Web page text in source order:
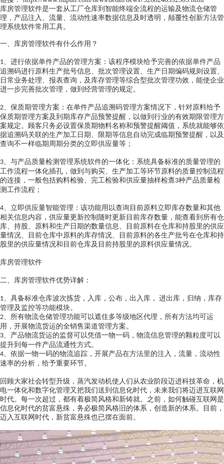
库房管理软件是一套从工厂仓库到智能终端全流程的运输及物流仓储管
理，产品注入、流量、流动性速率数据信息及时透明，颠覆性创新方法管
理系统软件常用工具。
一、库房管理软件有什么作用？
1、 进行依据单件产品的管理方案：该程序模块给予完善的依据单件产品
追溯码进行原料生产批号信息、批次管理设置、生产日期编码规则设置、
日常业务处理、报表查询，及库存管理等综合型批次管理功效，能使企业
进一步完善批次管理，做到经营管理的规定。
2、 保质期管理方案：在单件产品追溯码管理方案情况下，针对原料给予
保质期管理方案及到期库存产品预警提醒，以做到行业的有效期限管理方
案规定。顾客只务必设置保质期物料名称和预警提醒阈值，系统就能够依
据追溯码关联的生产加工日期、限期等信息自动完成临期预警提醒，以及
查询不一样临期周期分类的立即供应量等；
3、 与产品质量检测管理系统软件的一体化：系统具备标准的质量管理的
工作流程一体化插孔，做到与购买、生产加工等环节原料的质量控制流程
的连接，一般包括购料检验、完工检验和供应量抽样检查3种产品质量检
测工作流程；
4、 立即供应量智能管理：该功能用以查询目前原料立即库存数量和其他
相关信息内容，供应量更新控制随时更新目前库存数量，能查看到所有仓
库、持股、原料和生产日期的数量信息、目前原料在仓库和持股里的供应
量情况、目前仓库中原料的库存情况、目前原料的各生产批号在仓库和持
股里的供应量情况和目前仓库及目前持股里的原料供应量情况。
库房管理软件
二、 库房管理软件优势详解：
1、 具备标准仓库波次拣货，入库，公布，出入库， 进出库，归纳，库存
管理及监控等功能模块。
2、 所有物流仓储管理功能可以遮住多等级地区代理，所有方法均可运
用，开展物流货运的全销售渠道管理方案。
3、 产品物流货运的监督可以凭借一物一码，物流信息管理的颗粒度可以
提升到每一件产品流通性方式。
4、 依据一物一码的物流追踪，开展产品在方法里的注入，流量，流动性
速率的分析，给予重要环节。
回顾大家社会转型升级，蒸汽发动机使人们从农业阶段迈进科技革命，机
电一体化和数字化管理又把我们送到信息化时代，未来我们将迈进互联网
时代。每一次超过，都有着极简风格和新铸就。之前，如何触碰互联网是
信息化时代的贫富悬殊，务必极简风格旧的体系，创造新的体系。目前，
迈入互联网时代，新贫富悬殊也已摆在面前。